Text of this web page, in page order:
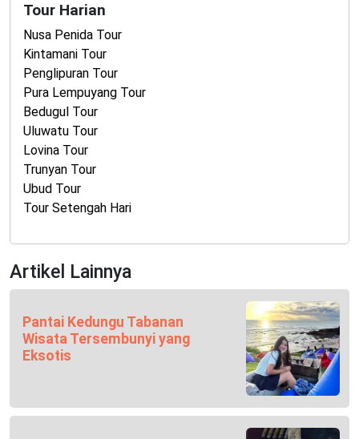
Tour Harian
Nusa Penida Tour
Kintamani Tour
Penglipuran Tour
Pura Lempuyang Tour
Bedugul Tour
Uluwatu Tour
Lovina Tour
Trunyan Tour
Ubud Tour
Tour Setengah Hari
Artikel Lainnya
Pantai Kedungu Tabanan
Wisata Tersembunyi yang
Eksotis